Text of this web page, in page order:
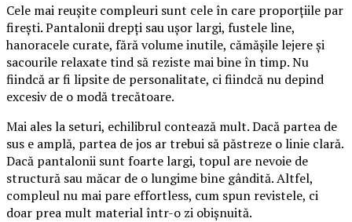
Cele mai reușite compleuri sunt cele în care proporțiile par
firești. Pantalonii drepți sau ușor largi, fustele line,
hanoracele curate, fără volume inutile, cămășile lejere și
sacourile relaxate tind să reziste mai bine în timp. Nu
fiindcă ar fi lipsite de personalitate, ci fiindcă nu depind
excesiv de o modă trecătoare.
Mai ales la seturi, echilibrul contează mult. Dacă partea de
sus e amplă, partea de jos ar trebui să păstreze o linie clară.
Dacă pantalonii sunt foarte largi, topul are nevoie de
structură sau măcar de o lungime bine gândită. Altfel,
compleul nu mai pare effortless, cum spun revistele, ci
doar prea mult material într-o zi obișnuită.